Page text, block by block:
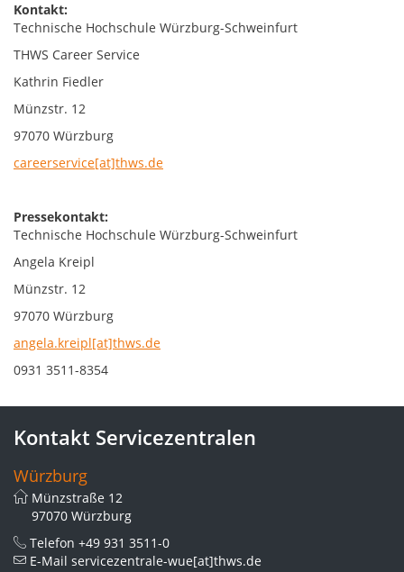
Kontakt:
Technische Hochschule Würzburg-Schweinfurt
THWS Career Service
Kathrin Fiedler
Münzstr. 12
97070 Würzburg
careerservice[at]thws.de
Pressekontakt:
Technische Hochschule Würzburg-Schweinfurt
Angela Kreipl
Münzstr. 12
97070 Würzburg
angela.kreipl[at]thws.de
0931 3511-8354
Kontakt Servicezentralen
Würzburg
Münzstraße 12
97070 Würzburg
Telefon +49 931 3511-0
E-Mail servicezentrale-wue[at]thws.de